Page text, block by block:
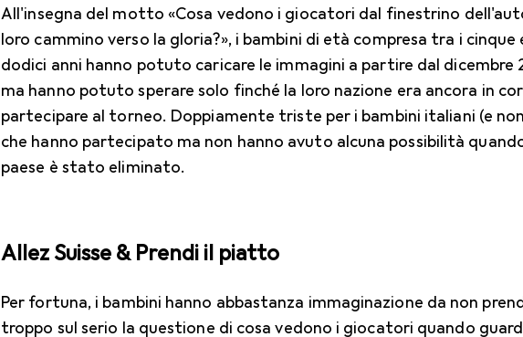
All'insegna del motto «Cosa vedono i giocatori dal finestrino
loro cammino verso la gloria?», i bambini di età compresa tra i cinque
dodici anni hanno potuto caricare le immagini a partire dal dicembre
ma hanno potuto sperare solo finché la loro nazione era ancora in
partecipare al torneo. Doppiamente triste per i bambini italiani (e
che hanno partecipato ma non hanno avuto alcuna possibilità
paese è stato eliminato.
Allez Suisse & Prendi il piatto
Per fortuna, i bambini hanno abbastanza immaginazione da non
troppo sul serio la questione di cosa vedono i giocatori quando